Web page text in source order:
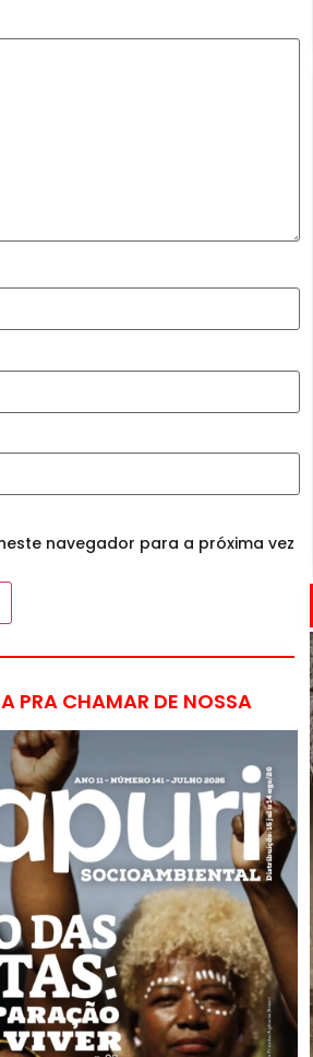
navegador para a próxima vez
PRA CHAMAR DE NOSSA